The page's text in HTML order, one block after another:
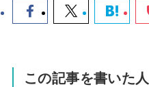
この記事を書いた人